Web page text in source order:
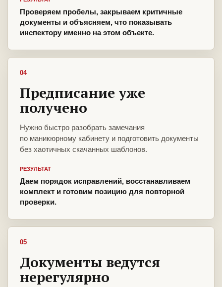
Проверяем пробелы, закрываем критичные
документы и объясняем, что показывать
инспектору именно на этом объекте.
04
Предписание уже
получено
Нужно быстро разобрать замечания
по маникюрному кабинету и подготовить документы
без хаотичных скачанных шаблонов.
РЕЗУЛЬТАТ
Даем порядок исправлений, восстанавливаем
комплект и готовим позицию для повторной
проверки.
05
Документы ведутся
нерегулярно